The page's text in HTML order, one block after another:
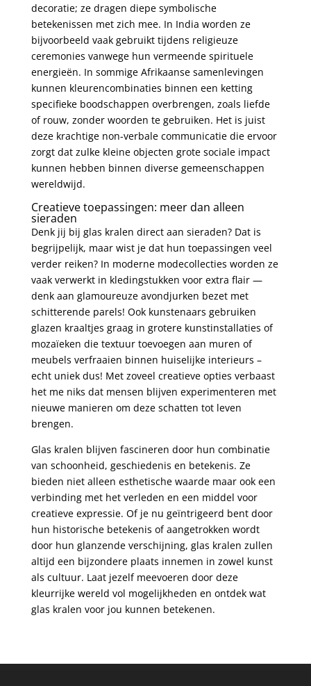
decoratie; ze dragen diepe symbolische
betekenissen met zich mee. In India worden ze
bijvoorbeeld vaak gebruikt tijdens religieuze
ceremonies vanwege hun vermeende spirituele
energieën. In sommige Afrikaanse samenlevingen
kunnen kleurencombinaties binnen een ketting
specifieke boodschappen overbrengen, zoals liefde
of rouw, zonder woorden te gebruiken. Het is juist
deze krachtige non-verbale communicatie die ervoor
zorgt dat zulke kleine objecten grote sociale impact
kunnen hebben binnen diverse gemeenschappen
wereldwijd.
Creatieve toepassingen: meer dan alleen
sieraden
Denk jij bij glas kralen direct aan sieraden? Dat is
begrijpelijk, maar wist je dat hun toepassingen veel
verder reiken? In moderne modecollecties worden ze
vaak verwerkt in kledingstukken voor extra flair —
denk aan glamoureuze avondjurken bezet met
schitterende parels! Ook kunstenaars gebruiken
glazen kraaltjes graag in grotere kunstinstallaties of
mozaïeken die textuur toevoegen aan muren of
meubels verfraaien binnen huiselijke interieurs –
echt uniek dus! Met zoveel creatieve opties verbaast
het me niks dat mensen blijven experimenteren met
nieuwe manieren om deze schatten tot leven
brengen.
Glas kralen blijven fascineren door hun combinatie
van schoonheid, geschiedenis en betekenis. Ze
bieden niet alleen esthetische waarde maar ook een
verbinding met het verleden en een middel voor
creatieve expressie. Of je nu geïntrigeerd bent door
hun historische betekenis of aangetrokken wordt
door hun glanzende verschijning, glas kralen zullen
altijd een bijzondere plaats innemen in zowel kunst
als cultuur. Laat jezelf meevoeren door deze
kleurrijke wereld vol mogelijkheden en ontdek wat
glas kralen voor jou kunnen betekenen.